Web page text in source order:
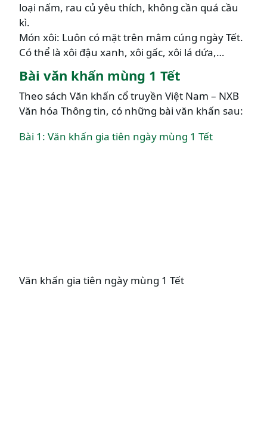
loại nấm, rau củ yêu thích, không cần quá cầu
kì.
Món xôi: Luôn có mặt trên mâm cúng ngày Tết.
Có thể là xôi đậu xanh, xôi gấc, xôi lá dứa,…
Bài văn khấn mùng 1 Tết
Theo sách Văn khấn cổ truyền Việt Nam – NXB
Văn hóa Thông tin, có những bài văn khấn sau:
Bài 1: Văn khấn gia tiên ngày mùng 1 Tết
Văn khấn gia tiên ngày mùng 1 Tết